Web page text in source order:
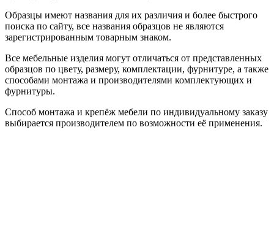
Образцы имеют названия для их различия и более быстрого
поиска по сайту, все названия образцов не являются
зарегистрированным товарным знаком.
Все мебельные изделия могут отличаться от представленных
образцов по цвету, размеру, комплектации, фурнитуре, а также
способами монтажа и производителями комплектующих и
фурнитуры.
Способ монтажа и крепёж мебели по индивидуальному заказу
выбирается производителем по возможности её применения.